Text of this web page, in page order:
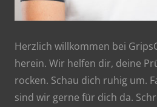
Herzlich willkommen bei
herein. Wir helfen dir, deine
rocken. Schau dich ruhig um.
sind wir gerne für dich da.